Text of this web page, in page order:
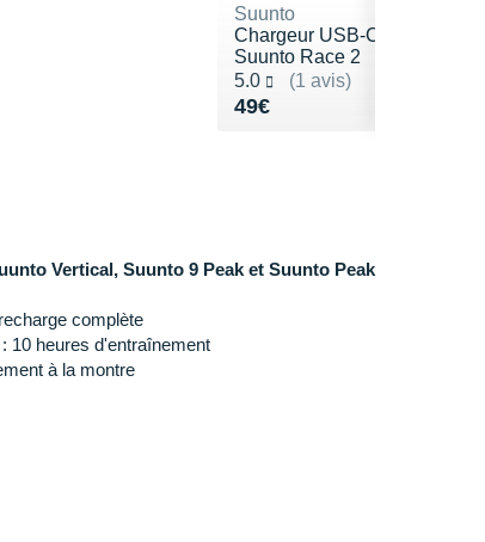
Vertical, Suunto 9 Peak et Suunto Peak
complète
10 heures d'entraînement
à la montre
Suunto
Chargeur USB-C
Suunto Race 2
5.0
(1 avis)
Noté 5.0 sur 5
49€
Vendu 49€